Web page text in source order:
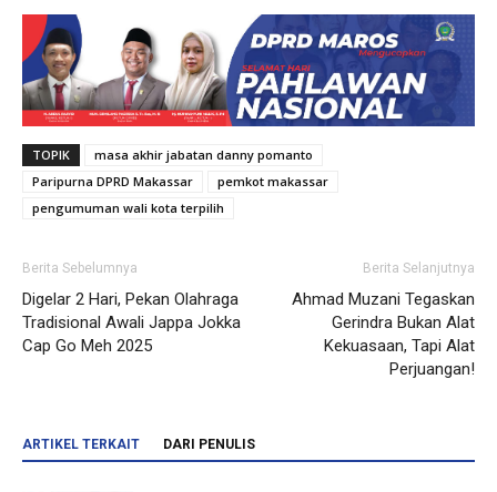
TOPIK
masa akhir jabatan danny pomanto
Paripurna DPRD Makassar
pemkot makassar
pengumuman wali kota terpilih
Berita Sebelumnya
Digelar 2 Hari, Pekan Olahraga
Tradisional Awali Jappa Jokka
Cap Go Meh 2025
Berita Selanjutnya
Ahmad Muzani Tegaskan
Gerindra Bukan Alat
Kekuasaan, Tapi Alat
Perjuangan!
ARTIKEL TERKAIT DARI PENULIS